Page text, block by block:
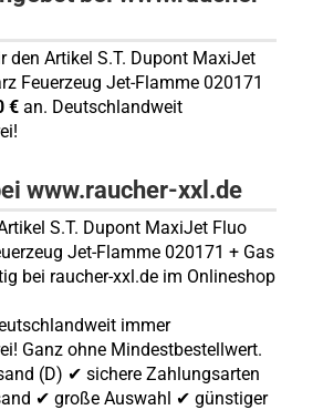
den Artikel S.T. Dupont MaxiJet
Feuerzeug Jet-Flamme 020171
€an. Deutschlandweit
www.raucher-xxl.de
S.T. Dupont MaxiJet Fluo
Jet-Flamme 020171 + Gas
bei raucher-xxl.de im Onlineshop
immer
Ganz ohne Mindestbestellwert.
(D) ✔ sichere Zahlungsarten
✔ große Auswahl ✔ günstiger